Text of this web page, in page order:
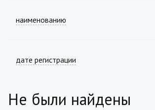
наименованию
дате регистрации
Не были найдены